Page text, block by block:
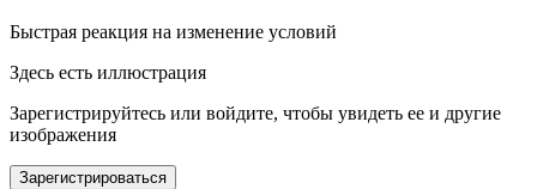
Быстрая реакция на изменение условий
Здесь есть иллюстрация
Зарегистрируйтесь или войдите, чтобы увидеть ее и другие
изображения
Зарегистрироваться